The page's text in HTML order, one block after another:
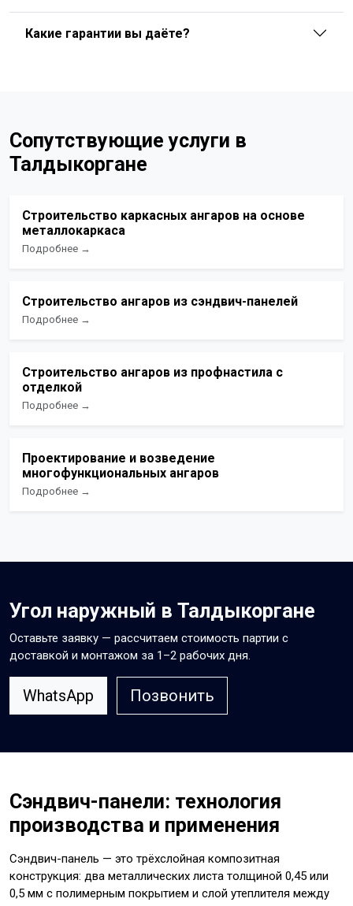
Какие гарантии вы даёте?
Сопутствующие услуги в
Талдыкоргане
Строительство каркасных ангаров на основе
металлокаркаса
Подробнее →
Строительство ангаров из сэндвич-панелей
Подробнее →
Строительство ангаров из профнастила с
отделкой
Подробнее →
Проектирование и возведение
многофункциональных ангаров
Подробнее →
Угол наружный в Талдыкоргане
Оставьте заявку — рассчитаем стоимость партии с
доставкой и монтажом за 1–2 рабочих дня.
WhatsApp Позвонить
Сэндвич-панели: технология
производства и применения
Сэндвич-панель — это трёхслойная композитная
конструкция: два металлических листа толщиной 0,45 или
0,5 мм с полимерным покрытием и слой утеплителя между